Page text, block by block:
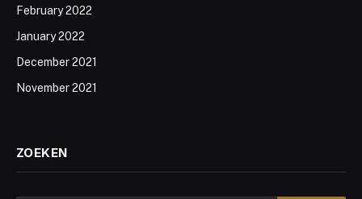
February 2022
January 2022
December 2021
November 2021
ZOEKEN